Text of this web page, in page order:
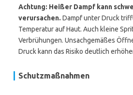
Achtung: Heißer Dampf kann
verursachen. Dampf unter Druck
Temperatur auf Haut. Auch kleine
Verbrühungen. Unsachgemäßes
Druck kann das Risiko deutlich
Schutzmaßnahmen